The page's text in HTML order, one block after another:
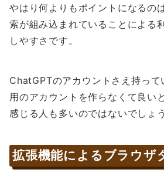
やはり何よりもポイントになるの
索が組み込まれていることによる
しやすさです。
ChatGPTのアカウントさえ持って
用のアカウントを作らなくて良い
感じる人も多いのではないでしょう
拡張機能によるブラウザ